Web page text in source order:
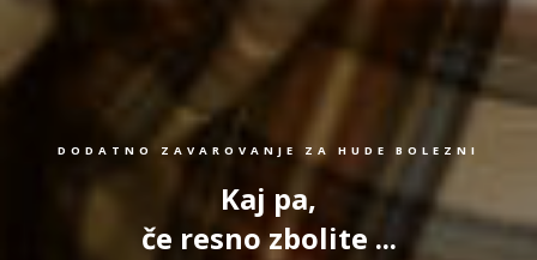
DODATNO ZAVAROVANJE ZA HUDE BOLEZNI
Kaj pa,
če resno zbolite ...